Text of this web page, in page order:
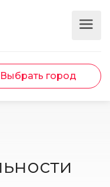
Выбрать город